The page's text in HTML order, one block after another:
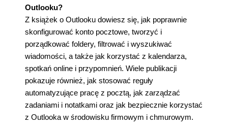
Outlooku?
Z książek o Outlooku dowiesz się, jak poprawnie
skonfigurować konto pocztowe, tworzyć i
porządkować foldery, filtrować i wyszukiwać
wiadomości, a także jak korzystać z kalendarza,
spotkań online i przypomnień. Wiele publikacji
pokazuje również, jak stosować reguły
automatyzujące pracę z pocztą, jak zarządzać
zadaniami i notatkami oraz jak bezpiecznie korzystać
z Outlooka w środowisku firmowym i chmurowym.